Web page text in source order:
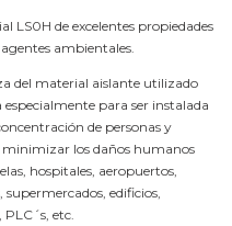
LS0H de excelentes propiedades
ambientales.
del material aislante utilizado
para ser instalada
de personas y
minimizar los daños humanos
hospitales, aeropuertos,
edificios,
etc.